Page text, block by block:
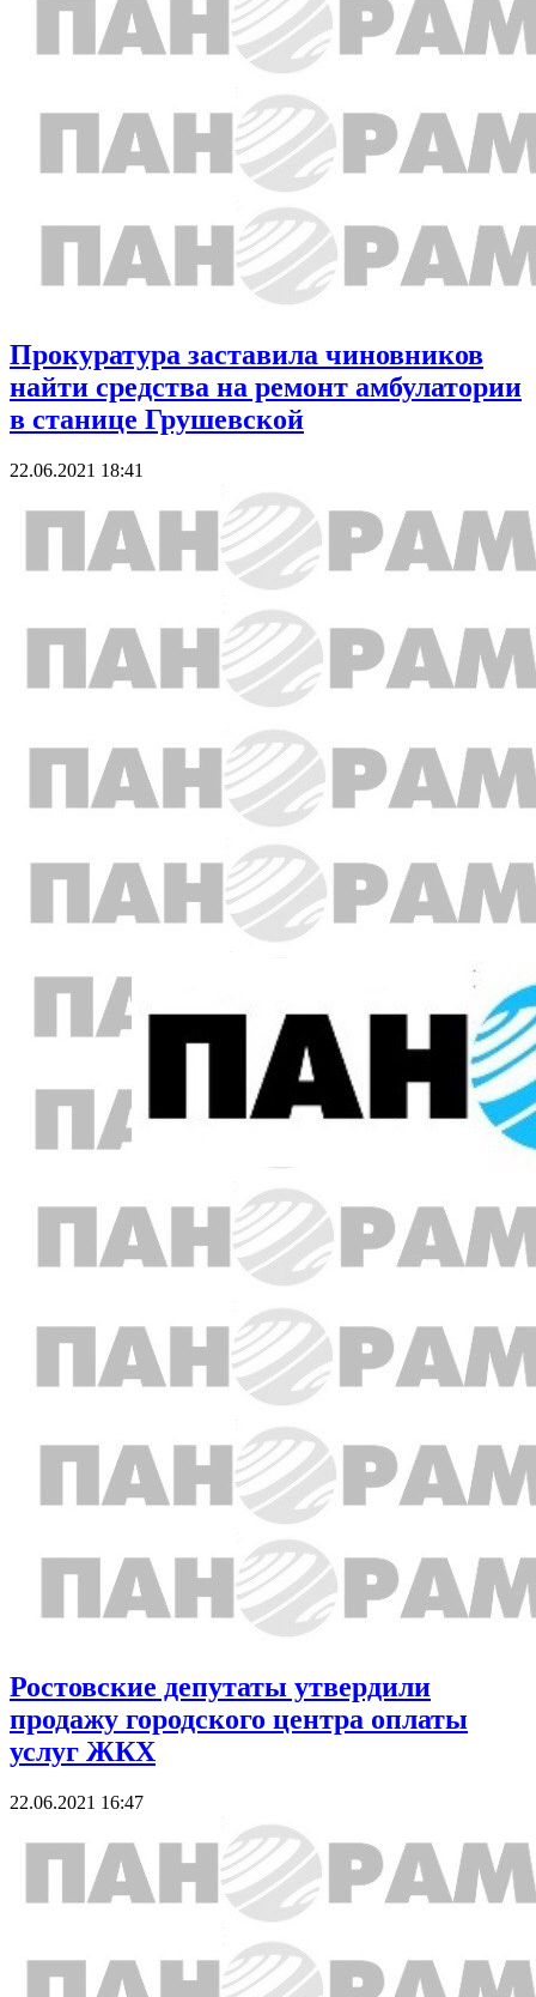
Прокуратура заставила чиновников
найти средства на ремонт амбулатории
в станице Грушевской
22.06.2021 18:41
Ростовские депутаты утвердили
продажу городского центра оплаты
услуг ЖКХ
22.06.2021 16:47